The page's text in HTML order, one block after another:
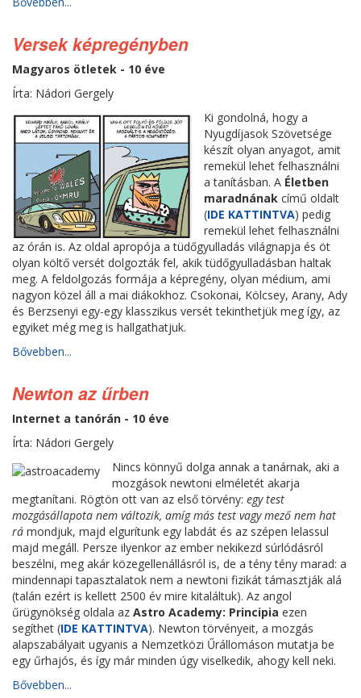
Versek képregényben
Magyaros ötletek - 10 éve
Írta: Nádori Gergely
Ki gondolná, hogy a
Nyugdíjasok Szövetsége
készít olyan anyagot, amit
remekül lehet felhasználni
a tanításban. A Életben
maradnának című oldalt
(IDE KATTINTVA) pedig
remekül lehet felhasználni
az órán is. Az oldal apropója a tüdőgyulladás világnapja és öt
olyan költő versét dolgozták fel, akik tüdőgyulladásban haltak
meg. A feldolgozás formája a képregény, olyan médium, ami
nagyon közel áll a mai diákokhoz. Csokonai, Kölcsey, Arany, Ady
és Berzsenyi egy-egy klasszikus versét tekinthetjük meg így, az
egyiket még meg is hallgathatjuk.
Bővebben...
Newton az űrben
Internet a tanórán - 10 éve
Írta: Nádori Gergely
Nincs könnyű dolga annak a tanárnak, aki a
mozgások newtoni elméletét akarja
megtanítani. Rögtön ott van az első törvény: egy test
mozgásállapota nem változik, amíg más test vagy mező nem hat
rá mondjuk, majd elgurítunk egy labdát és az szépen lelassul
majd megáll. Persze ilyenkor az ember nekikezd súrlódásról
beszélni, meg akár közegellenállásról is, de a tény tény marad: a
mindennapi tapasztalatok nem a newtoni fizikát támasztják alá
(talán ezért is kellett 2500 év mire kitaláltuk). Az angol
űrügynökség oldala az Astro Academy: Principia ezen
segíthet (IDE KATTINTVA). Newton törvényeit, a mozgás
alapszabályait ugyanis a Nemzetközi Űrállomáson mutatja be
egy űrhajós, és így már minden úgy viselkedik, ahogy kell neki.
Bővebben...